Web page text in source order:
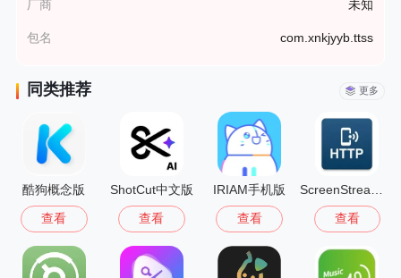
厂商 未知
包名 com.xnkjyyb.ttss
同类推荐 更多
酷狗概念版
查看
ShotCut中文版
查看
IRIAM手机版
查看 查看